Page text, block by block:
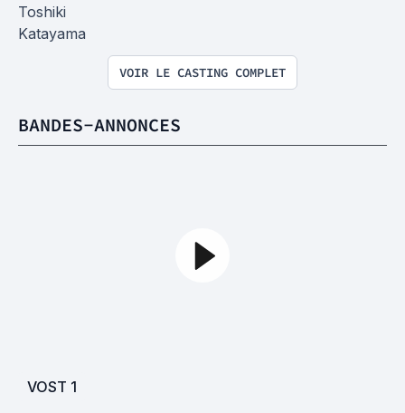
Toshiki
Katayama
VOIR LE CASTING COMPLET
BANDES-ANNONCES
VOST 1